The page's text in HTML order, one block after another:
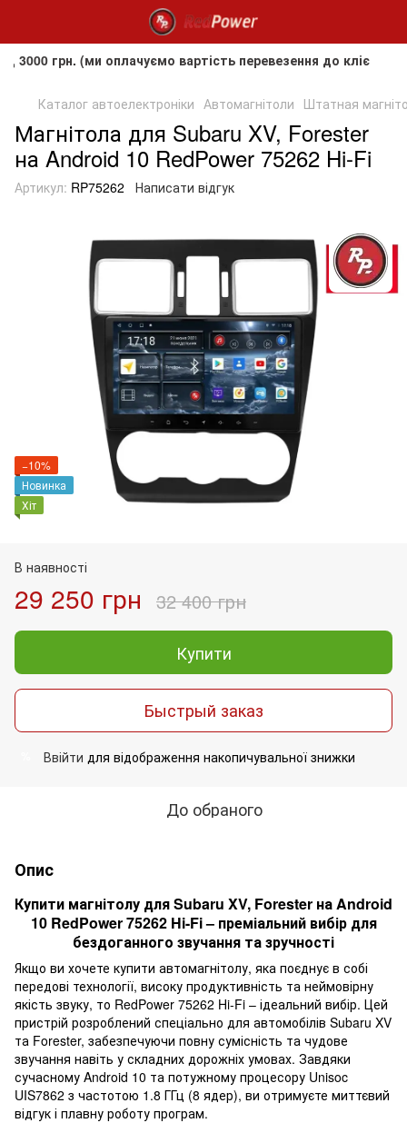
(ми оплачуємо вартість перевезення до клієнта, але
Каталог автоелектроніки Автомагнітоли Штатная
Магнітола для Subaru XV, Forester
на Android 10 RedPower 75262 Hi-Fi
Артикул: RP75262 Написати відгук
−10%
Новинка
Хіт
В наявності
29 250 грн 32 400 грн
Купити
Быстрый заказ
Ввійти для відображення накопичувальної знижки
До обраного
Опис
Купити магнітолу для Subaru XV, Forester на Android
10 RedPower 75262 Hi-Fi – преміальний вибір для
бездоганного звучання та зручності
Якщо ви хочете купити автомагнітолу, яка поєднує в собі
передові технології, високу продуктивність та неймовірну
якість звуку, то RedPower 75262 Hi-Fi – ідеальний вибір. Цей
пристрій розроблений спеціально для автомобілів Subaru XV
та Forester, забезпечуючи повну сумісність та чудове
звучання навіть у складних дорожніх умовах. Завдяки
сучасному Android 10 та потужному процесору Unisoc
UIS7862 з частотою 1.8 ГГц (8 ядер), ви отримуєте миттєвий
відгук і плавну роботу програм.